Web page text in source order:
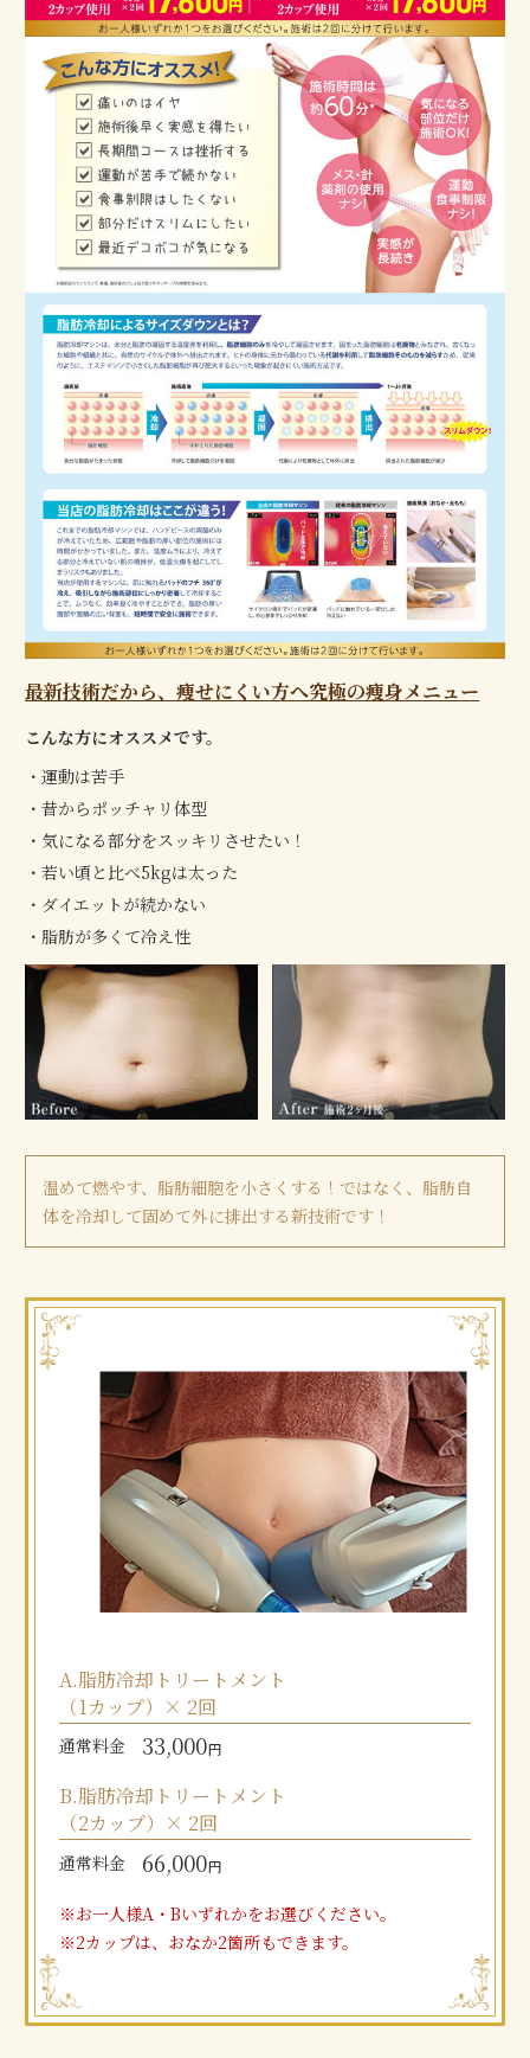
最新技術だから、痩せにくい方へ究極の痩身メニュー
こんな方にオススメです。
運動は苦手
昔からポッチャリ体型
気になる部分をスッキリさせたい！
若い頃と比べ5kgは太った
ダイエットが続かない
脂肪が多くて冷え性
温めて燃やす、脂肪細胞を小さくする！ではなく、脂肪自
体を冷却して固めて外に排出する新技術です！
A.脂肪冷却トリートメント
（1カップ）× 2回
通常料金 33,000円
B.脂肪冷却トリートメント
（2カップ）× 2回
通常料金 66,000円
お一人様A・Bいずれかをお選びください。
2カップは、おなか2箇所もできます。